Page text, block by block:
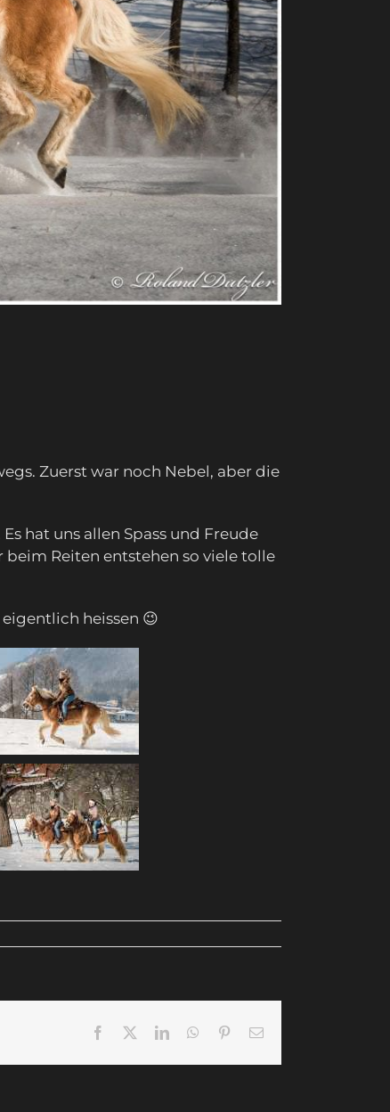
Zuerst war noch Nebel, aber die
hat uns allen Spass und Freude
Reiten entstehen so viele tolle
heissen 😉
Facebook LinkedInWhatsApp
Pinterest
E-